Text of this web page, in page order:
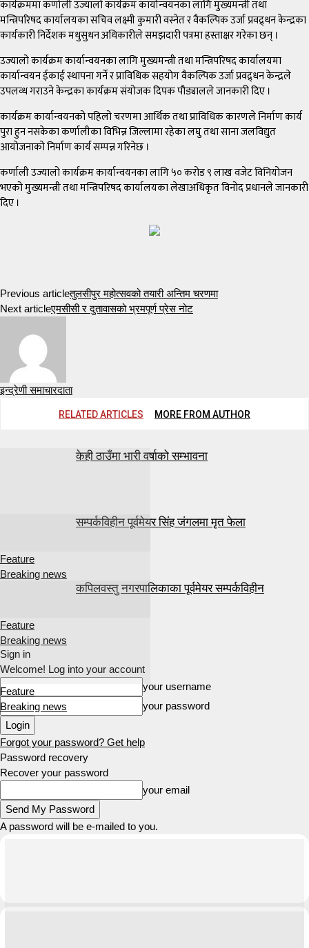
कार्यक्रममा कर्णाली उज्यालो कार्यक्रम कार्यान्वयनका लागि मुख्यमन्त्री तथा
मन्त्रिपरिषद कार्यालयका सचिव लक्ष्मी कुमारी वस्नेत र वैकल्पिक उर्जा प्रवद्र्धन केन्द्रका
कार्यकारी निर्देशक मधुसुधन अधिकारीले समझदारी पत्रमा हस्ताक्षर गरेका छन् ।
उज्यालो कार्यक्रम कार्यान्वयनका लागि मुख्यमन्त्री तथा मन्त्रिपरिषद कार्यालयमा
कार्यान्वयन ईकाई स्थापना गर्ने र प्राविधिक सहयोग वैकल्पिक उर्जा प्रवद्र्धन केन्द्रले
उपलव्ध गराउने केन्द्रका कार्यक्रम संयोजक दिपक पौड्यालले जानकारी दिए ।
कार्यक्रम कार्यान्वयनको पहिलो चरणमा आर्थिक तथा प्राविधिक कारणले निर्माण कार्य
पुरा हुन नसकेका कर्णालीका विभिन्न जिल्लामा रहेका लघु तथा साना जलविद्युत
आयोजनाको निर्माण कार्य सम्पन्न गरिनेछ ।
कर्णाली उज्यालो कार्यक्रम कार्यान्वयनका लागि ५० करोड ९ लाख वजेट विनियोजन
भएको मुख्यमन्त्री तथा मन्त्रिपरिषद कार्यालयका लेखाअधिकृत विनोद प्रधानले जानकारी
दिए ।
Previous articleतुलसीपुर महोत्सवको तयारी अन्तिम चरणमा
Next articleएमसीसी र दुतावासको भ्रमपूर्ण प्रेस नोट
इन्द्रेणी समाचारदाता
RELATED ARTICLES MORE FROM AUTHOR
Feature
Breaking news
केही ठाउँमा भारी वर्षाको सम्भावना
Feature
Breaking news
सम्पर्कविहीन पूर्वमेयर सिंह जंगलमा मृत फेला
Feature
Breaking news
कपिलवस्तु नगरपालिकाका पूर्वमेयर सम्पर्कविहीन
Sign in
Welcome! Log into your account
your username
your password
Forgot your password? Get help
Password recovery
Recover your password
your email
A password will be e-mailed to you.